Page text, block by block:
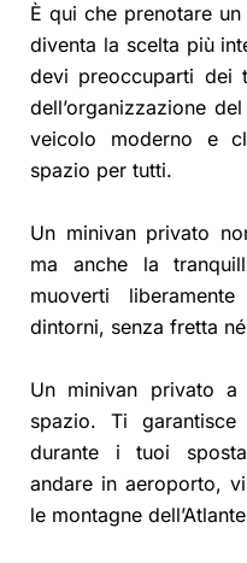
È qui che prenotare
diventa la scelta più
devi preoccuparti dei
dell’organizzazione
veicolo moderno e
spazio per tutti.
Un minivan privato
ma anche la
muoverti
dintorni, senza fretta
Un minivan privato
spazio. Ti garantisce
durante i tuoi
andare in aeroporto,
le montagne